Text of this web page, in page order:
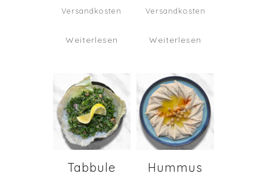
Versandkosten
Weiterlesen
Versandkosten
Weiterlesen
Tabbule Hummus